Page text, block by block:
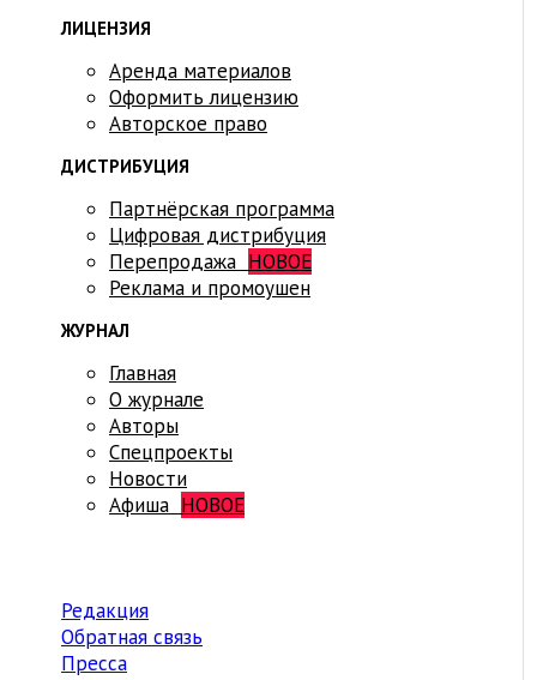
ЛИЦЕНЗИЯ
Аренда материалов
Оформить лицензию
Авторское право
ДИСТРИБУЦИЯ
Партнёрская программа
Цифровая дистрибуция
Перепродажа НОВОЕ
Реклама и промоушен
ЖУРНАЛ
Главная
О журнале
Авторы
Спецпроекты
Новости
Афиша НОВОЕ
Редакция
Обратная связь
Пресса